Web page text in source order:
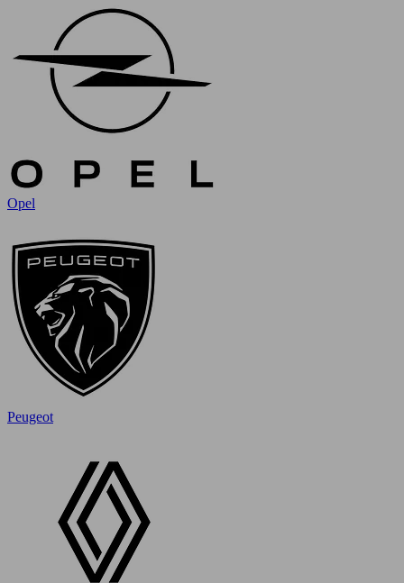
Opel
Peugeot